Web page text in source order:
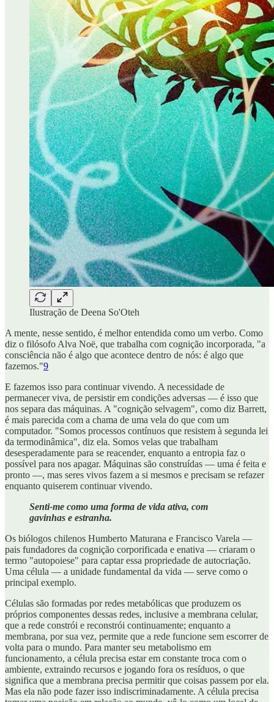
Ilustração de Deena So'Oteh
A mente, nesse sentido, é melhor entendida como um verbo. Como
diz o filósofo Alva Noë, que trabalha com cognição incorporada, "a
consciência não é algo que acontece dentro de nós: é algo que
fazemos."9
E fazemos isso para continuar vivendo. A necessidade de
permanecer viva, de persistir em condições adversas — é isso que
nos separa das máquinas. A "cognição selvagem", como diz Barrett,
é mais parecida com a chama de uma vela do que com um
computador. "Somos processos contínuos que resistem à segunda lei
da termodinâmica", diz ela. Somos velas que trabalham
desesperadamente para se reacender, enquanto a entropia faz o
possível para nos apagar. Máquinas são construídas — uma é feita e
pronto —, mas seres vivos fazem a si mesmos e precisam se refazer
enquanto quiserem continuar vivendo.
Senti-me como uma forma de vida ativa, com
gavinhas e estranha.
Os biólogos chilenos Humberto Maturana e Francisco Varela —
pais fundadores da cognição corporificada e enativa — criaram o
termo "autopoiese" para captar essa propriedade de autocriação.
Uma célula — a unidade fundamental da vida — serve como o
principal exemplo.
Células são formadas por redes metabólicas que produzem os
próprios componentes dessas redes, inclusive a membrana celular,
que a rede constrói e reconstrói continuamente; enquanto a
membrana, por sua vez, permite que a rede funcione sem escorrer de
volta para o mundo. Para manter seu metabolismo em
funcionamento, a célula precisa estar em constante troca com o
ambiente, extraindo recursos e jogando fora os resíduos, o que
significa que a membrana precisa permitir que coisas passem por ela.
Mas ela não pode fazer isso indiscriminadamente. A célula precisa